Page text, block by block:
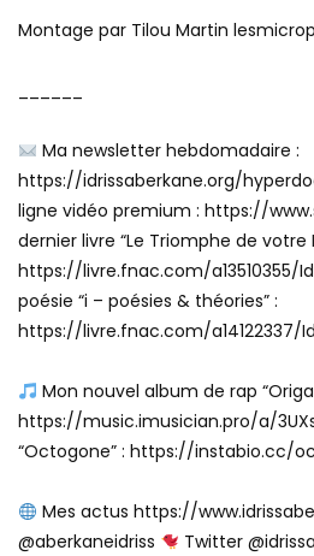
Montage par Tilou Martin
Ma newsletter hebdomadaire :
https://idrissaberkane.org/
ligne vidéo premium : https://
dernier livre “Le Triomphe de votre
https://livre.fnac.com/a13510355/
poésie “i – poésies & théories” :
https://livre.fnac.com/a14122337/
Mon nouvel album de rap
https://music.imusician.pro/a/
“Octogone” : https://instabio.cc/
Mes actus https://
@aberkaneidriss
Twitter